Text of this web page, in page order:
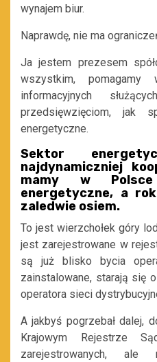
wynajem biur.
Naprawdę, nie ma
Ja jestem prezesem
wszystkim,
informacyjnych
przedsięwzięciom, jak
energetyczne.
Sektor
najdynamiczniej
mamy w
energetyczne, a
zaledwie osiem.
To jest wierzchołek góry
jest zarejestrowane w
są już blisko bycia
zainstalowane, starają się
operatora sieci
A jakbyś pogrzebał dalej,
Krajowym Rejestrze
zarejestrowanych,